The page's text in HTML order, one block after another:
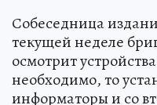
Собеседница
текущей неделе
осмотрит
необходимо, то
информаторы и со